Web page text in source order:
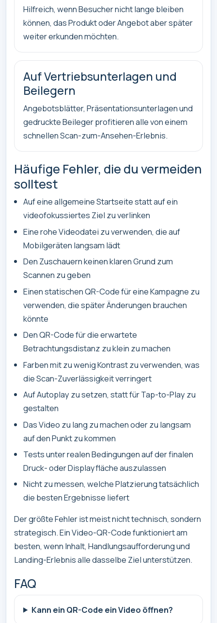
Hilfreich, wenn Besucher nicht lange bleiben
können, das Produkt oder Angebot aber später
weiter erkunden möchten.
Auf Vertriebsunterlagen und
Beilegern
Angebotsblätter, Präsentationsunterlagen und
gedruckte Beileger profitieren alle von einem
schnellen Scan-zum-Ansehen-Erlebnis.
Häufige Fehler, die du vermeiden
solltest
Auf eine allgemeine Startseite statt auf ein
videofokussiertes Ziel zu verlinken
Eine rohe Videodatei zu verwenden, die auf
Mobilgeräten langsam lädt
Den Zuschauern keinen klaren Grund zum
Scannen zu geben
Einen statischen QR-Code für eine Kampagne zu
verwenden, die später Änderungen brauchen
könnte
Den QR-Code für die erwartete
Betrachtungsdistanz zu klein zu machen
Farben mit zu wenig Kontrast zu verwenden, was
die Scan-Zuverlässigkeit verringert
Auf Autoplay zu setzen, statt für Tap-to-Play zu
gestalten
Das Video zu lang zu machen oder zu langsam
auf den Punkt zu kommen
Tests unter realen Bedingungen auf der finalen
Druck- oder Displayfläche auszulassen
Nicht zu messen, welche Platzierung tatsächlich
die besten Ergebnisse liefert
Der größte Fehler ist meist nicht technisch, sondern
strategisch. Ein Video-QR-Code funktioniert am
besten, wenn Inhalt, Handlungsaufforderung und
Landing-Erlebnis alle dasselbe Ziel unterstützen.
FAQ
Kann ein QR-Code ein Video öffnen?